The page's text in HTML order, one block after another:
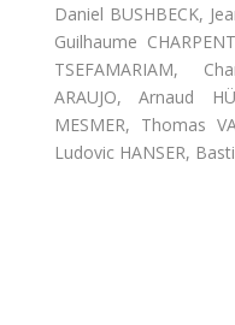
Daniel BUSHBECK,
Guilhaume
TSEFAMARIAM,
ARAUJO, Arnaud
MESMER, Thomas
Ludovic HANSER,